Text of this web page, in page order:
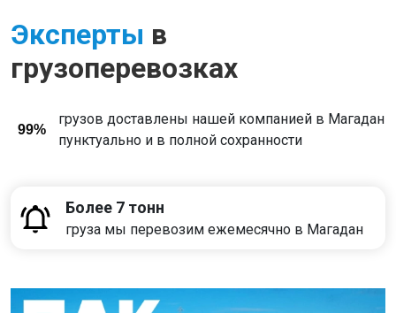
Эксперты в
грузоперевозках
99%
грузов доставлены нашей компанией в Магадан
пунктуально и в полной сохранности
Более 7 тонн
груза мы перевозим ежемесячно в Магадан